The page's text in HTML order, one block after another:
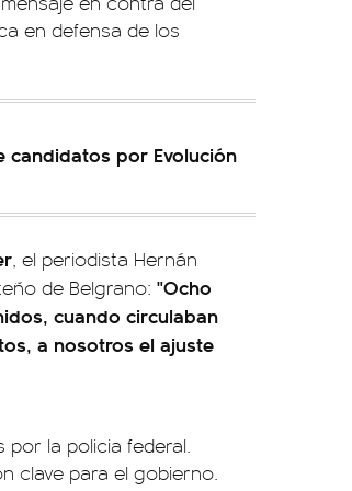
en defensa de los
candidatos por Evolución
, el periodista Hernán
de Belgrano: "Ocho
cuando circulaban
a nosotros el ajuste
la policia federal.
clave para el gobierno.